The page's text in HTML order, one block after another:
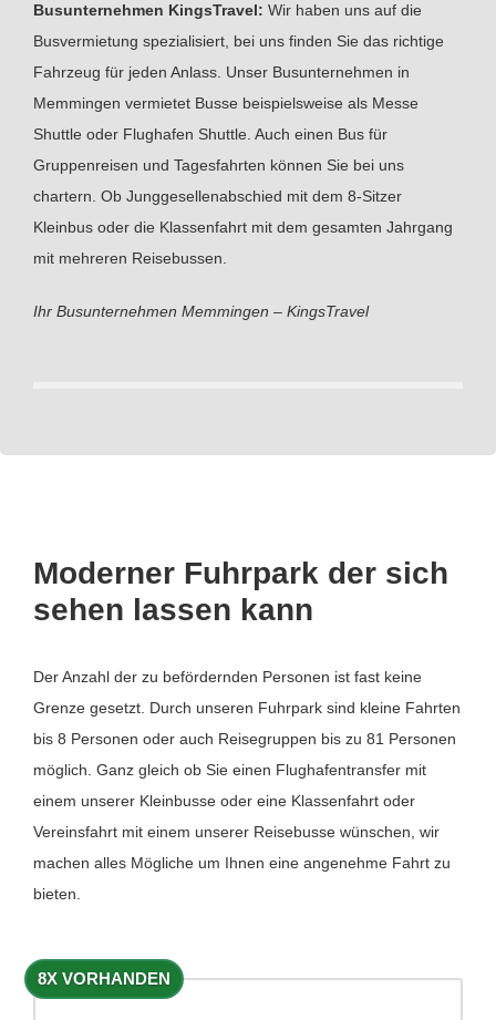
Busunternehmen KingsTravel: Wir haben uns auf die
Busvermietung spezialisiert, bei uns finden Sie das richtige
Fahrzeug für jeden Anlass. Unser Busunternehmen in
Memmingen vermietet Busse beispielsweise als Messe
Shuttle oder Flughafen Shuttle. Auch einen Bus für
Gruppenreisen und Tagesfahrten können Sie bei uns
chartern. Ob Junggesellenabschied mit dem 8-Sitzer
Kleinbus oder die Klassenfahrt mit dem gesamten Jahrgang
mit mehreren Reisebussen.
Ihr Busunternehmen Memmingen – KingsTravel
Moderner Fuhrpark der sich
sehen lassen kann
Der Anzahl der zu befördernden Personen ist fast keine
Grenze gesetzt. Durch unseren Fuhrpark sind kleine Fahrten
bis 8 Personen oder auch Reisegruppen bis zu 81 Personen
möglich. Ganz gleich ob Sie einen Flughafentransfer mit
einem unserer Kleinbusse oder eine Klassenfahrt oder
Vereinsfahrt mit einem unserer Reisebusse wünschen, wir
machen alles Mögliche um Ihnen eine angenehme Fahrt zu
bieten.
8X VORHANDEN